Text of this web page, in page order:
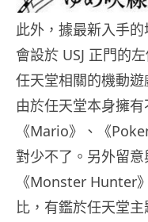
此外，據最新入手
會設於 USJ 正門的
任天堂相關的機動遊
由於任天堂本身擁
《Mario》、《
對少不了。另外留
《Monster Hunter
比，有鑑於任天堂